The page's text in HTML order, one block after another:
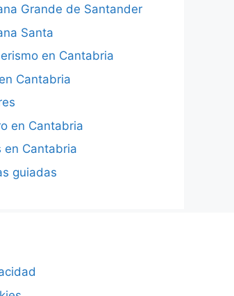
Grande de Santander
Santa
en Cantabria
Cantabria
en Cantabria
en Cantabria
guiadas